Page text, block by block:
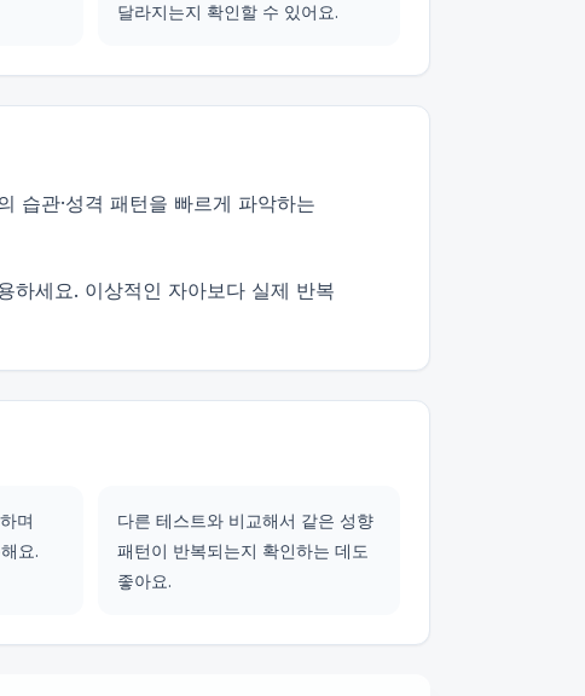
달라지는지 확인할 수 있어요.
습관·성격 패턴을 빠르게 파악하는
하세요. 이상적인 자아보다 실제 반복
며
요.
다른 테스트와 비교해서 같은 성향
패턴이 반복되는지 확인하는 데도
좋아요.